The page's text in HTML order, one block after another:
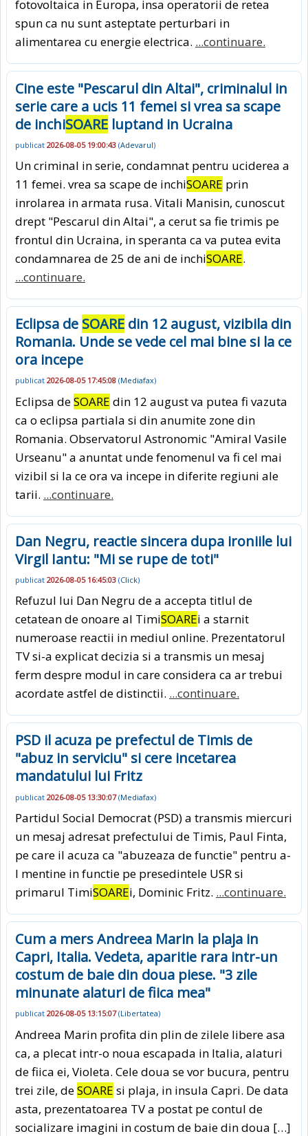
fotovoltaica in Europa, insa operatorii de retea
spun ca nu sunt asteptate perturbari in
alimentarea cu energie electrica. ...continuare.
Cine este "Pescarul din Altai", criminalul in
serie care a ucis 11 femei si vrea sa scape
de inchiSOARE luptand in Ucraina
publicat 2026-08-05 19:00:43 (Adevarul)
Un criminal in serie, condamnat pentru uciderea a
11 femei. vrea sa scape de inchiSOARE prin
inrolarea in armata rusa. Vitali Manisin, cunoscut
drept "Pescarul din Altai", a cerut sa fie trimis pe
frontul din Ucraina, in speranta ca va putea evita
condamnarea de 25 de ani de inchiSOARE.
...continuare.
Eclipsa de SOARE din 12 august, vizibila din
Romania. Unde se vede cel mai bine si la ce
ora incepe
publicat 2026-08-05 17:45:08 (Mediafax)
Eclipsa deSOARE din 12 august va putea fi vazuta
ca o eclipsa partiala si din anumite zone din
Romania. Observatorul Astronomic "Amiral Vasile
Urseanu" a anuntat unde fenomenul va fi cel mai
vizibil si la ce ora va incepe in diferite regiuni ale
tarii. ...continuare.
Dan Negru, reactie sincera dupa ironiile lui
Virgil Iantu: "Mi se rupe de toti"
publicat 2026-08-05 16:45:03 (Click)
Refuzul lui Dan Negru de a accepta titlul de
cetatean de onoare al TimiSOAREi a starnit
numeroase reactii in mediul online. Prezentatorul
TV si-a explicat decizia si a transmis un mesaj
ferm despre modul in care considera ca ar trebui
acordate astfel de distinctii. ...continuare.
PSD il acuza pe prefectul de Timis de
"abuz in serviciu" si cere incetarea
mandatului lui Fritz
publicat 2026-08-05 13:30:07(Mediafax)
Partidul Social Democrat (PSD) a transmis miercuri
un mesaj adresat prefectului de Timis, Paul Finta,
pe care il acuza ca "abuzeaza de functie" pentru a-
l mentine in functie pe presedintele USR si
primarul TimiSOAREi, Dominic Fritz. ...continuare.
Cum a mers Andreea Marin la plaja in
Capri, Italia. Vedeta, aparitie rara intr-un
costum de baie din doua piese. "3 zile
minunate alaturi de fiica mea"
publicat 2026-08-05 13:15:07(Libertatea)
Andreea Marin profita din plin de zilele libere asa
ca, a plecat intr-o noua escapada in Italia, alaturi
de fiica ei, Violeta. Cele doua se vor bucura, pentru
trei zile, deSOARE si plaja, in insula Capri. De data
asta, prezentatoarea TV a postat pe contul de
socializare imagini in costum de baie din doua […]